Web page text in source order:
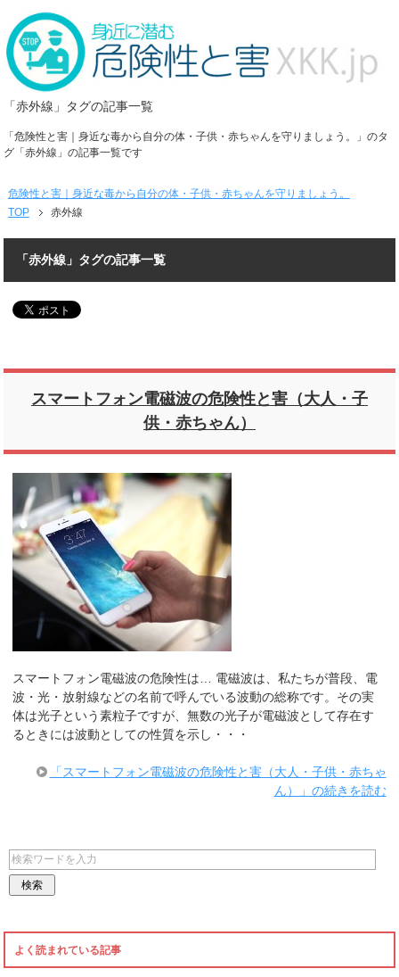
「赤外線」タグの記事一覧
「危険性と害｜身近な毒から自分の体・子供・赤ちゃんを守りましょう。」のタ
グ「赤外線」の記事一覧です
危険性と害｜身近な毒から自分の体・子供・赤ちゃんを守りましょう。
TOP
赤外線
「赤外線」タグの記事一覧
スマートフォン電磁波の危険性と害（大人・子
供・赤ちゃん）
スマートフォン電磁波の危険性は… 電磁波は、私たちが普段、電
波・光・放射線などの名前で呼んでいる波動の総称です。その実
体は光子という素粒子ですが、無数の光子が電磁波として存在す
るときには波動としての性質を示し・・・
「スマートフォン電磁波の危険性と害（大人・子供・赤ちゃ
ん）」の続きを読む
よく読まれている記事